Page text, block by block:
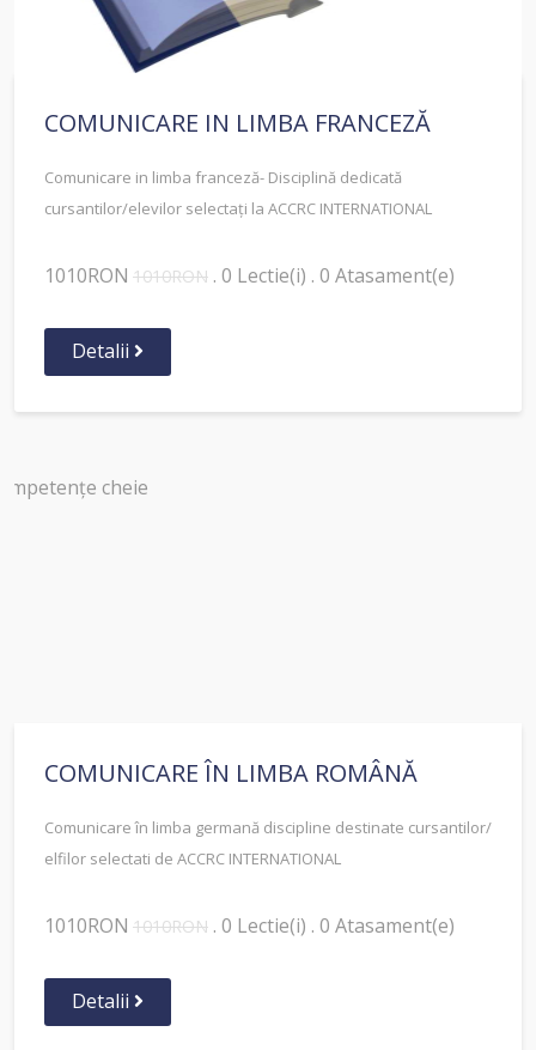
COMUNICARE IN LIMBA FRANCEZĂ
Comunicare in limba franceză- Disciplină dedicată
cursantilor/elevilor selectați la ACCRC INTERNATIONAL
1010RON 1010RON . 0 Lectie(i) . 0 Atasament(e)
Detalii
COMUNICARE ÎN LIMBA ROMÂNĂ
Comunicare în limba germană discipline destinate cursantilor/
elfilor selectati de ACCRC INTERNATIONAL
1010RON 1010RON . 0 Lectie(i) . 0 Atasament(e)
Detalii